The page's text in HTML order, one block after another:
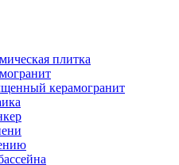
плитка
керамогранит